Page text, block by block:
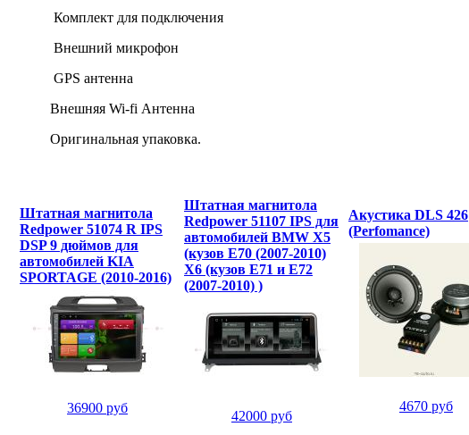
Комплект для подключения
Внешний микрофон
GPS антенна
Внешняя Wi-fi Антенна
Оригинальная упаковка.
Штатная магнитола
Redpower 51074 R IPS
DSP 9 дюймов для
автомобилей KIA
SPORTAGE (2010-2016)
36900 руб
Штатная магнитола
Redpower 51107 IPS для
автомобилей BMW X5
(кузов E70 (2007-2010)
X6 (кузов E71 и E72
(2007-2010) )
42000 руб
Акустика DLS 426
(Perfomance)
4670 руб